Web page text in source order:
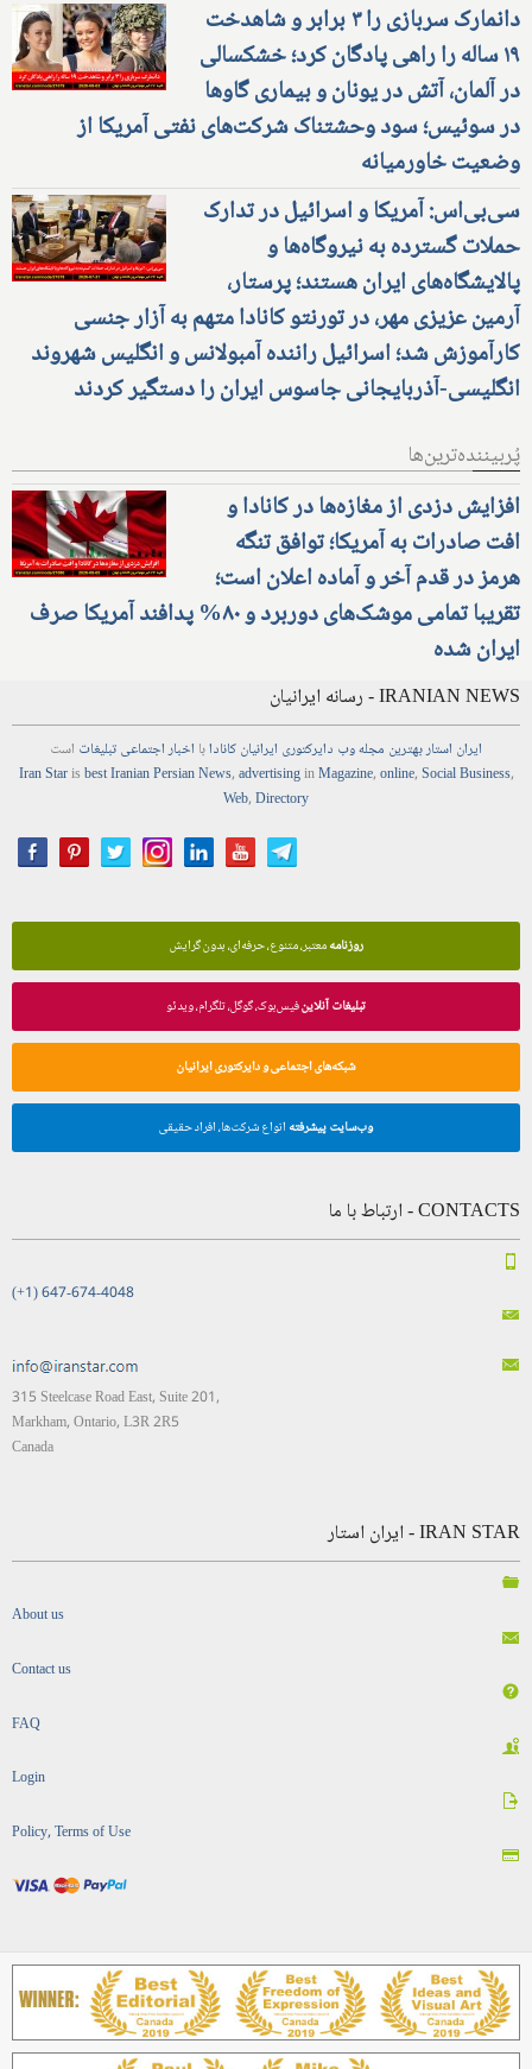
دانمارک سربازی را ۳ برابر و شاهدخت
۱۹ ساله را راهی پادگان کرد؛ خشکسالی
در آلمان، آتش در یونان و بیماری گاوها
در سوئیس؛ سود وحشتناک شرکت‌های نفتی آمریکا از
وضعیت خاورمیانه
سی‌بی‌اس: آمریکا و اسرائیل در تدارک
حملات گسترده به نیروگاه‌ها و
پالایشگاه‌های ایران هستند؛ پرستار،
آرمین عزیزی مهر، در تورنتو کانادا متهم به آزار جنسی
کارآموزش شد؛ اسرائیل راننده آمبولانس و انگلیس شهروند
انگلیسی-آذربایجانی جاسوس ایران را دستگیر کردند
پُربیننده‌ترین‌ها
افزایش دزدی از مغازه‌ها در کانادا و
افت صادرات به آمریکا؛ توافق تنگه
هرمز در قدم آخر و آماده اعلان است؛
تقریبا تمامی موشک‌های دوربرد و ۸۰% پدافند آمریکا صرف
ایران شده
IRANIAN NEWS - رسانه ایرانیان
ایران استاربهترین مجلهوب دایرکتوری ایرانیان کانادابا اخباراجتماعیتبلیغات است
Iran Starisbest Iranian PersianNews,advertisinginMagazine,online,Social Business,
Web,Directory
روزنامهمعتبر، متنوع، حرفه‌ای، بدون گرایش
تبلیغات آنلاینفیس‌بوک، گوگل، تلگرام، ویدئو
شبکه‌های اجتماعی و دایرکتوری ایرانیان
وب‌سایت پیشرفته انواع شرکت‌ها، افراد حقیقی
CONTACTS - ارتباط با ما
(+1) 647-674-4048
315 Steelcase Road East, Suite 201,
Markham, Ontario, L3R 2R5
Canada
IRAN STAR - ایران استار
About us
Contact us
FAQ
Login
Policy, Terms of Use